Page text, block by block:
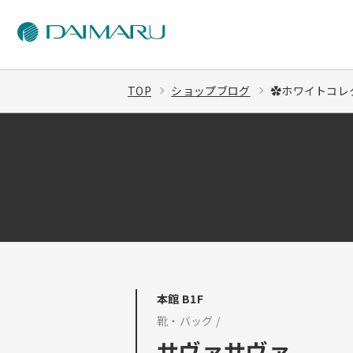
TOP ショップブログ ✿ホワイトコレ
本館 B1F
靴・バッグ /